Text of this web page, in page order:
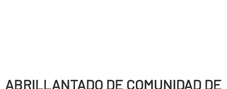
ABRILLANTADO DE COMUNIDAD DE